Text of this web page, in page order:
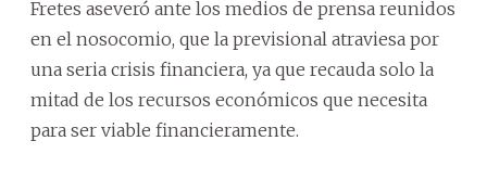
Fretes aseveró ante los medios de prensa reunidos
en el nosocomio, que la previsional atraviesa por
una seria crisis financiera, ya que recauda solo la
mitad de los recursos económicos que necesita
para ser viable financieramente.